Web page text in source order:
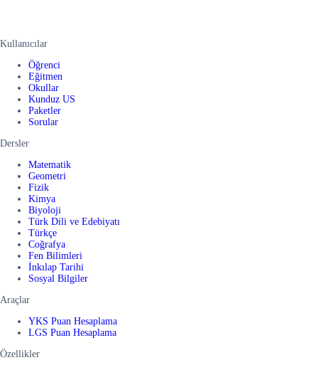
Kullanıcılar
Öğrenci
Eğitmen
Okullar
Kunduz US
Paketler
Sorular
Dersler
Matematik
Geometri
Fizik
Kimya
Biyoloji
Türk Dili ve Edebiyatı
Türkçe
Coğrafya
Fen Bilimleri
İnkılap Tarihi
Sosyal Bilgiler
Araçlar
YKS Puan Hesaplama
LGS Puan Hesaplama
Özellikler